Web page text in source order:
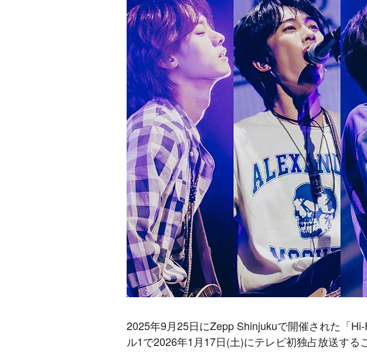
2025年9月25日にZepp Shinjukuで開催された「
ル1で2026年1月17日(土)にテレビ初独占放送する